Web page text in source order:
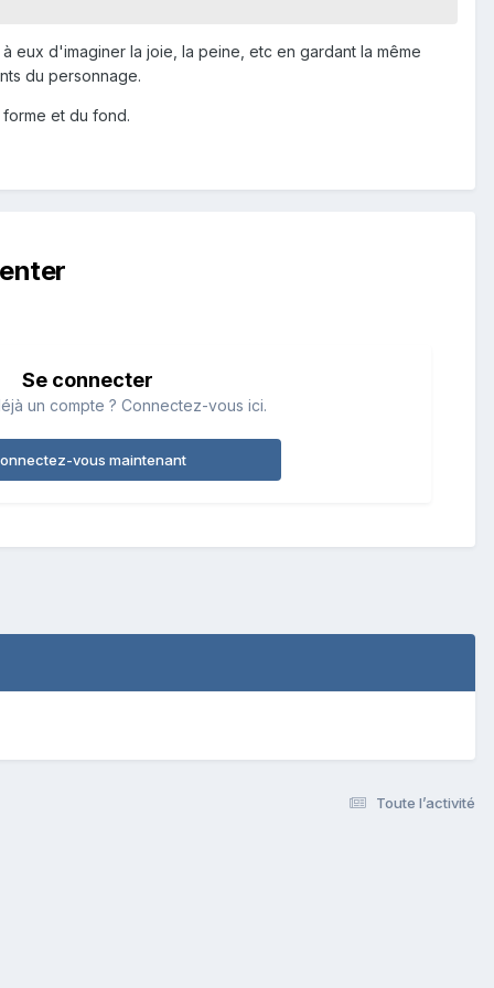
eux d'imaginer la joie, la peine, etc en gardant la même
du personnage.
et du fond.
Se connecter
un compte ? Connectez-vous ici.
vous maintenant
Toute l’activité